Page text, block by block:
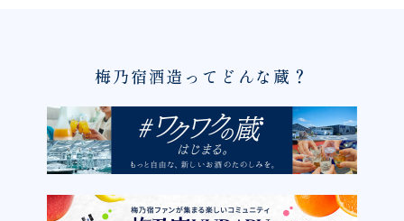
梅乃宿酒造ってどんな蔵？